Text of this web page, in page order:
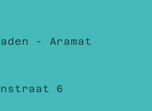
- Aramat
6